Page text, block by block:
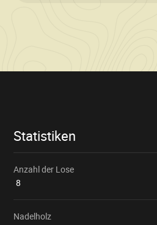
Verkaufsinformationen
Statistiken
Anzahl der Lose
8
Nadelholz